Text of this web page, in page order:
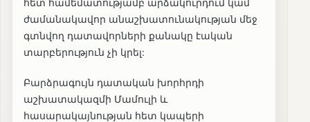
հետ համեմատությամբ արձակուրդում կամ
ժամանակավոր անաշխատունակության մեջ
գտնվող դատավորների քանակը էական
տարբերություն չի կրել:
Բարձրագույն դատական խորհրդի
աշխատակազմի Մամուլի և
հասարակայնության հետ կապերի